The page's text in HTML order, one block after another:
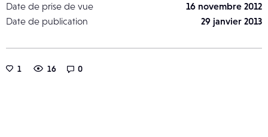
Date de prise de vue
16 novembre 2012
Date de publication
29 janvier 2013
1 16 0